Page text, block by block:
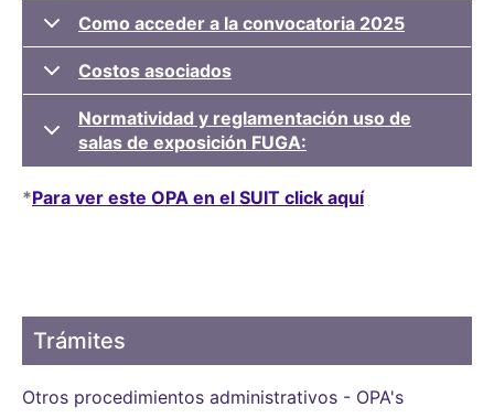
Trámites
Otros procedimientos administrativos - OPA's
Como acceder a la convocatoria 2025
Costos asociados
Normatividad y reglamentación uso de
salas de exposición FUGA:
*Para ver este OPA en el SUIT click aquí